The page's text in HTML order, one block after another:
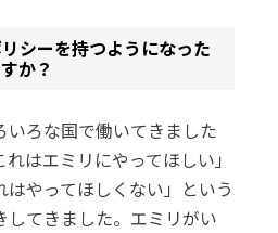
シーを持つようになった
か？
いろな国で働いてきました
はエミリにやってほしい」
はやってほしくない」という
してきました。エミリがい